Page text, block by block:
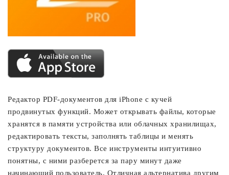
Редактор PDF-документов для iPhone с кучей
продвинутых функций. Может открывать файлы, которые
хранятся в памяти устройства или облачных хранилищах,
редактировать тексты, заполнять таблицы и менять
структуру документов. Все инструменты интуитивно
понятны, с ними разберется за пару минут даже
начинающий пользователь. Отличная альтернатива другим